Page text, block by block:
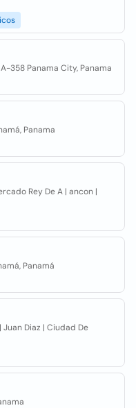
358 Panama City, Panama
Panama
Rey De A | ancon |
Panamá
Diaz | Ciudad De